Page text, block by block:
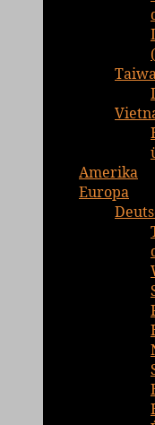
Amerika
Europa